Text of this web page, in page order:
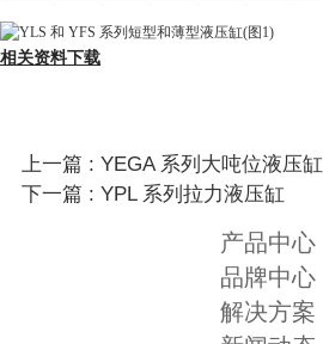
相关资料下载
上一篇 : YEGA 系列大吨位液压缸
下一篇 : YPL 系列拉力液压缸
产品中心
品牌中心
解决方案